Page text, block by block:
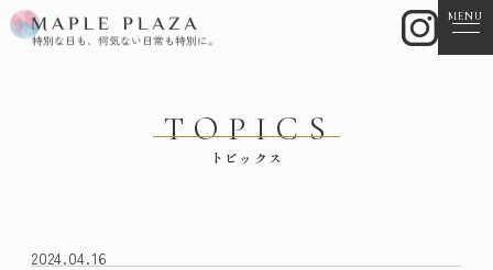
MENU
トピックス
TOPICS
2024.04.16